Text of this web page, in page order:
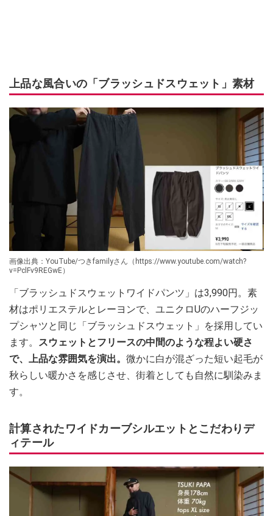
上品な風合いの「ブラッシュドスウェット」素材
画像出典：YouTube/つきfamilyさん（https://www.youtube.com/watch?
v=PclFv9REGwE）
「ブラッシュドスウェットワイドパンツ」は3,990円。素
材はポリエステルとレーヨンで、ユニクロUのハーフジッ
プシャツと同じ「ブラッシュドスウェット」を採用してい
ます。 スウェットとフリースの中間のような程よい硬さ
で、上品な雰囲気を演出。 微かに白が混ざった短い起毛が
秋らしい暖かさを感じさせ、街着としても自然に馴染みま
す。
計算されたワイドカーブシルエットとこだわりデ
ィテール